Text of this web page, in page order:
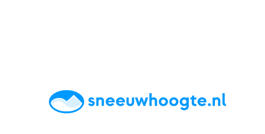
AccommodatiesTipsReviewsLive updatesApp